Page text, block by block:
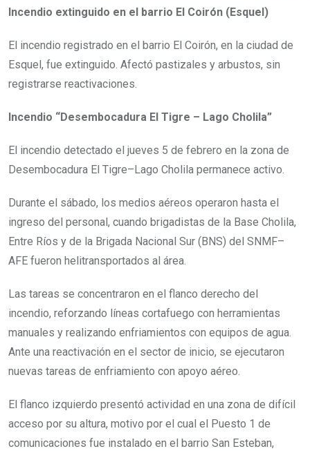
Incendio extinguido en el barrio El Coirón (Esquel)
El incendio registrado en el barrio El Coirón, en la ciudad de
Esquel, fue extinguido. Afectó pastizales y arbustos, sin
registrarse reactivaciones.
Incendio “Desembocadura El Tigre – Lago Cholila”
El incendio detectado el jueves 5 de febrero en la zona de
Desembocadura El Tigre–Lago Cholila permanece activo.
Durante el sábado, los medios aéreos operaron hasta el
ingreso del personal, cuando brigadistas de la Base Cholila,
Entre Ríos y de la Brigada Nacional Sur (BNS) del SNMF–
AFE fueron helitransportados al área.
Las tareas se concentraron en el flanco derecho del
incendio, reforzando líneas cortafuego con herramientas
manuales y realizando enfriamientos con equipos de agua.
Ante una reactivación en el sector de inicio, se ejecutaron
nuevas tareas de enfriamiento con apoyo aéreo.
El flanco izquierdo presentó actividad en una zona de difícil
acceso por su altura, motivo por el cual el Puesto 1 de
comunicaciones fue instalado en el barrio San Esteban,